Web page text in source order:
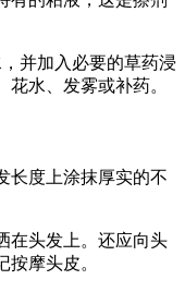
并加入必要的草药浸
水、发雾或补药。
长度上涂抹厚实的不
在头发上。还应向头
摩头皮。